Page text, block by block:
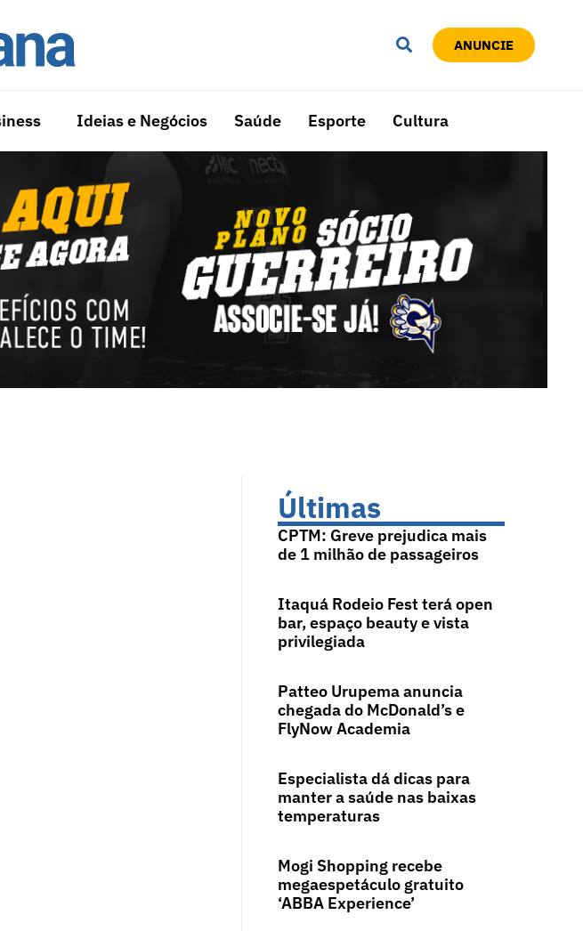
ANUNCIE
Ideias e Negócios Saúde Esporte Cultura
Últimas
CPTM: Greve prejudica mais
de 1 milhão de passageiros
Itaquá Rodeio Fest terá open
bar, espaço beauty e vista
privilegiada
Patteo Urupema anuncia
chegada do McDonald’s e
FlyNow Academia
Especialista dá dicas para
manter a saúde nas baixas
temperaturas
Mogi Shopping recebe
megaespetáculo gratuito
‘ABBA Experience’